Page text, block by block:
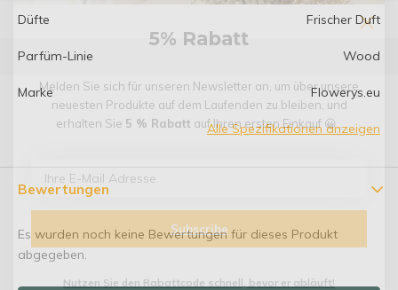
Düfte Frischer Duft
Parfüm-Linie Wood
Marke Flowerys.eu
Alle Spezifikationen anzeigen
Bewertungen
Es wurden noch keine Bewertungen für dieses Produkt
abgegeben.
5% Rabatt
Melden Sie sich für unseren Newsletter an, um über unsere
neuesten Produkte auf dem Laufenden zu bleiben, und
erhalten Sie 5 % Rabatt auf Ihren ersten Einkauf 😀 .
Subscribe
Nutzen Sie den Rabattcode schnell, bevor er abläuft!